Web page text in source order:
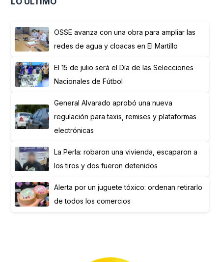
OSSE avanza con una obra para ampliar las
redes de agua y cloacas en El Martillo
El 15 de julio será el Día de las Selecciones
Nacionales de Fútbol
General Alvarado aprobó una nueva
regulación para taxis, remises y plataformas
electrónicas
La Perla: robaron una vivienda, escaparon a
los tiros y dos fueron detenidos
Alerta por un juguete tóxico: ordenan retirarlo
de todos los comercios